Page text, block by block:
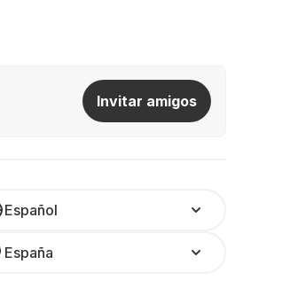
Invitar amigos
Español
España